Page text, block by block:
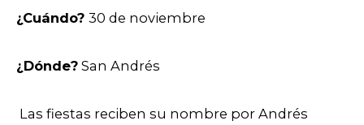
¿Cuándo? 30 de noviembre
¿Dónde? San Andrés
Las fiestas reciben su nombre por Andrés